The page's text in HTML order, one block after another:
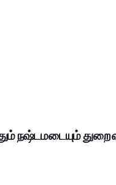
நஷ்டமடையும்